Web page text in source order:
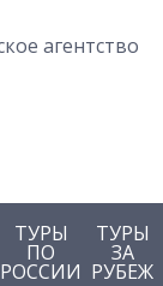
ТУРЫ
ПО
РОССИИ
ТУРЫ
ЗА
РУБЕЖ